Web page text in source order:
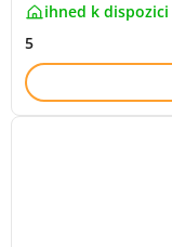
ihned k dispozici
5